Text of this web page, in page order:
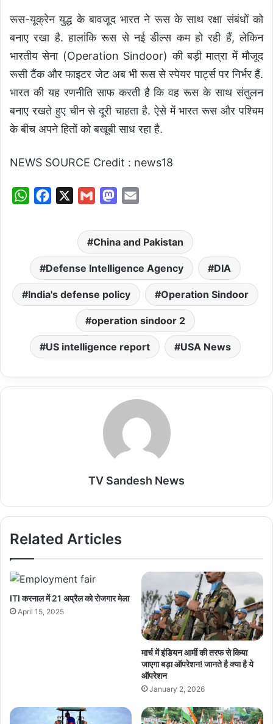
रूस-यूक्रेन युद्ध के बावजूद भारत ने रूस के साथ रक्षा संबंधों को
बनाए रखा है. हालांकि रूस से नई डील्स कम हो रही हैं, लेकिन
भारतीय सेना (Operation Sindoor) की बड़ी मात्रा में मौजूद
रूसी टैंक और फाइटर जेट अब भी रूस से स्पेयर पार्ट्स पर निर्भर हैं.
भारत की यह रणनीति साफ करती है कि वह रूस के साथ संतुलन
बनाए रखते हुए चीन से दूरी चाहता है. ऐसे में भारत रूस और पश्चिम
के बीच अपने हितों को बखूबी साध रहा है.
NEWS SOURCE Credit : news18
W
s
A
p
b
o
o
a
i
l
M
s
t
o
d
o
n
a
i
l
China and Pakistan
Defense Intelligence Agency DIA
India's defense policy Operation Sindoor
operation sindoor 2
US intelligence report USA News
TV Sandesh News
Related Articles
ITI करनाल में 21 अप्रैल को रोजगार मेला
April 15, 2025
मार्च में इंडियन आर्मी की तरफ से किया
जाएगा बड़ा ऑपरेशन! जानते है क्या है ये
ऑपरेशन
January 2, 2026